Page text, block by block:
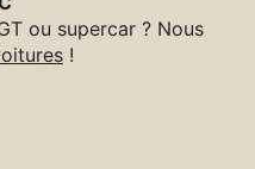
ou supercar ? Nous
!